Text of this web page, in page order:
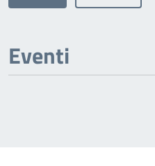
Eventi